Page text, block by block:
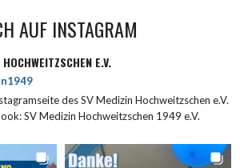
AUF INSTAGRAM
E.V.
des SV Medizin Hochweitzschen e.V.
SV Medizin Hochweitzschen 1949 e.V.